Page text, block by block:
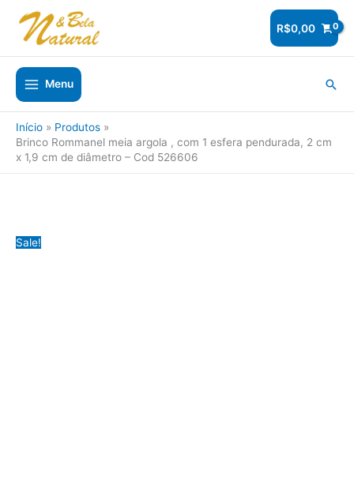
para
conteúdo
R$0,00
Menu
Início
Produtos
Brinco Rommanel meia argola , com 1 esfera pendurada, 2 cm
x 1,9 cm de diâmetro – Cod 526606
Sale!